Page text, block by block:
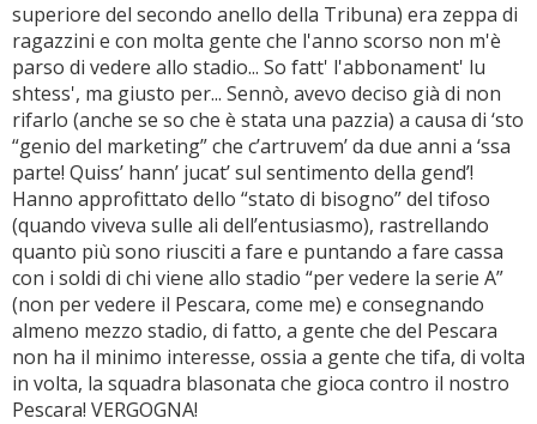
superiore del secondo anello della Tribuna) era zeppa di
ragazzini e con molta gente che l'anno scorso non m'è
parso di vedere allo stadio... So fatt' l'abbonament' lu
shtess', ma giusto per... Sennò, avevo deciso già di non
rifarlo (anche se so che è stata una pazzia) a causa di ‘sto
“genio del marketing” che c’artruvem’ da due anni a ‘ssa
parte! Quiss’ hann’ jucat’ sul sentimento della gend’!
Hanno approfittato dello “stato di bisogno” del tifoso
(quando viveva sulle ali dell’entusiasmo), rastrellando
quanto più sono riusciti a fare e puntando a fare cassa
con i soldi di chi viene allo stadio “per vedere la serie A”
(non per vedere il Pescara, come me) e consegnando
almeno mezzo stadio, di fatto, a gente che del Pescara
non ha il minimo interesse, ossia a gente che tifa, di volta
in volta, la squadra blasonata che gioca contro il nostro
Pescara! VERGOGNA!